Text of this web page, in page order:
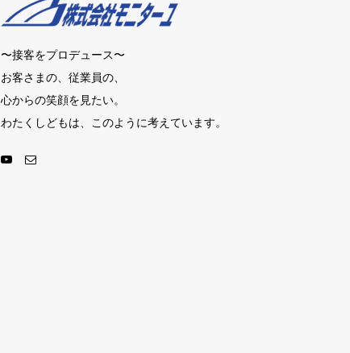
〜接客をプロデュース〜
お客さまの、従業員の、
心からの笑顔を見たい。
わたくしどもは、このように考えています。